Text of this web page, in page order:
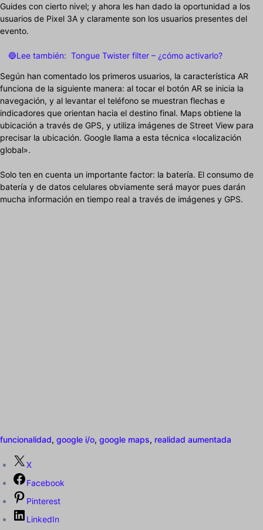
Guides con cierto nivel; y ahora les han dado la oportunidad a los
usuarios de Pixel 3A y claramente son los usuarios presentes del
evento.
🔵Lee también: Tongue Twister filter – ¿cómo activarlo?
Según han comentado los primeros usuarios, la característica AR
funciona de la siguiente manera: al tocar el botón AR se inicia la
navegación, y al levantar el teléfono se muestran flechas e
indicadores que orientan hacia el destino final. Maps obtiene la
ubicación a través de GPS, y utiliza imágenes de Street View para
precisar la ubicación. Google llama a esta técnica «localización
global».
Solo ten en cuenta un importante factor: la batería. El consumo de
batería y de datos celulares obviamente será mayor pues darán
mucha información en tiempo real a través de imágenes y GPS.
funcionalidad, google i/o, google maps, realidad aumentada
X
Facebook
Pinterest
LinkedIn